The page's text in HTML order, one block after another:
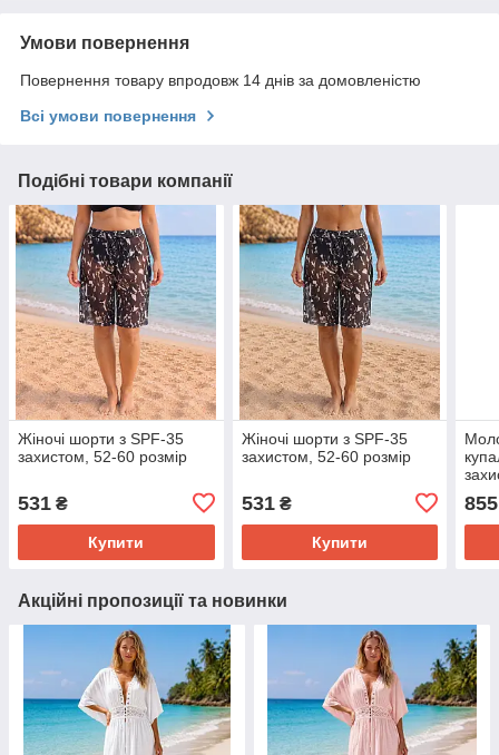
Умови повернення
Повернення товару впродовж 14 днів за домовленістю
Всі умови повернення
Подібні товари компанії
Жіночі шорти з SPF-35
захистом, 52-60 розмір
531 ₴
Купити
Жіночі шорти з SPF-35
захистом, 52-60 розмір
531₴
Купити
855
Акційні пропозиції та новинки